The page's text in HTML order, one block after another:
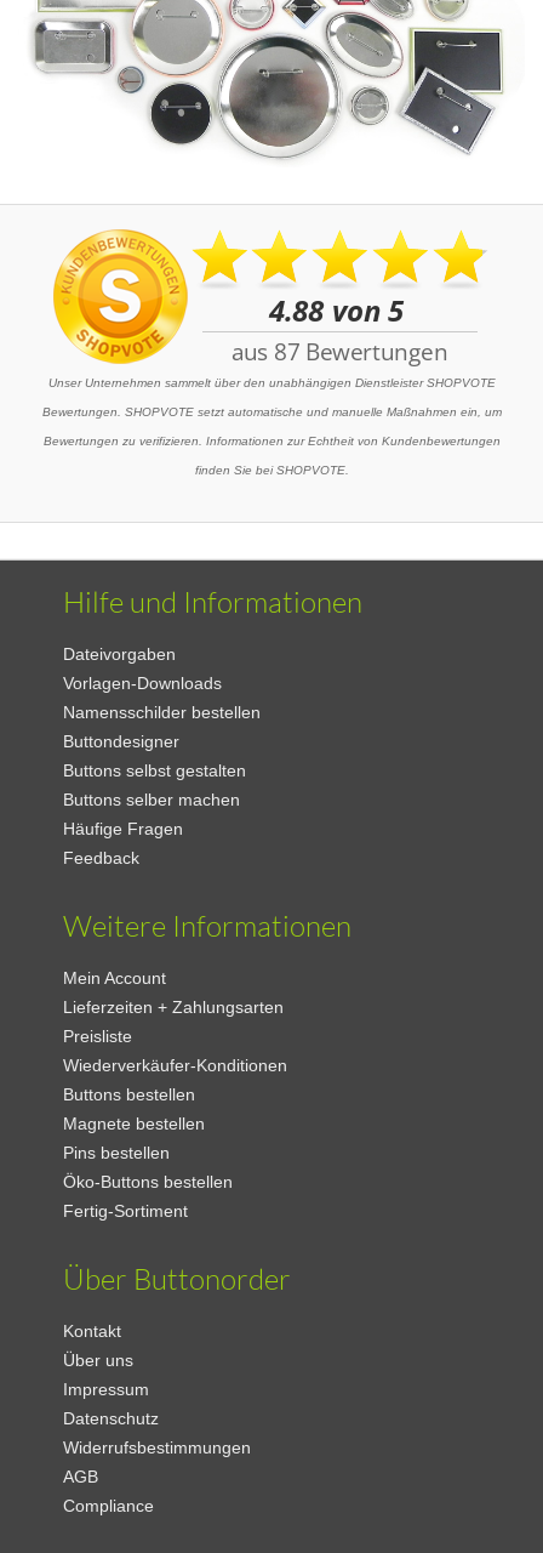
Unser Unternehmen sammelt über den unabhängigen Dienstleister SHOPVOTE
Bewertungen. SHOPVOTE setzt automatische und manuelle Maßnahmen ein, um
Bewertungen zu verifizieren. Informationen zur Echtheit von Kundenbewertungen
finden Sie bei SHOPVOTE.
Hilfe und Informationen
Dateivorgaben
Vorlagen-Downloads
Namensschilder bestellen
Buttondesigner
Buttons selbst gestalten
Buttons selber machen
Häufige Fragen
Feedback
Weitere Informationen
Mein Account
Lieferzeiten + Zahlungsarten
Preisliste
Wiederverkäufer-Konditionen
Buttons bestellen
Magnete bestellen
Pins bestellen
Öko-Buttons bestellen
Fertig-Sortiment
Über Buttonorder
Kontakt
Über uns
Impressum
Datenschutz
Widerrufsbestimmungen
AGB
Compliance